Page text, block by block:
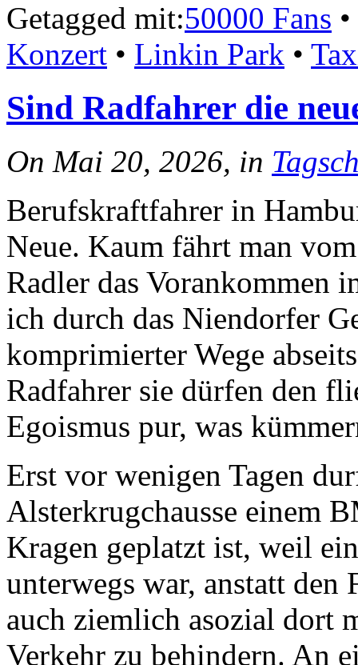
Getagged mit:50000 Fans •
Konzert • Linkin Park •
Sind Radfahrer die
On Mai 20, 2026, in
Berufskraftfahrer in
Neue. Kaum fährt man
Radler das Vorankommen
ich durch das Niendorfer
komprimierter Wege
Radfahrer sie dürfen den
Egoismus pur, was
Erst vor wenigen Tagen
Alsterkrugchausse einem
Kragen geplatzt ist, weil
unterwegs war, anstatt den
auch ziemlich asozial dort
Verkehr zu behindern. An